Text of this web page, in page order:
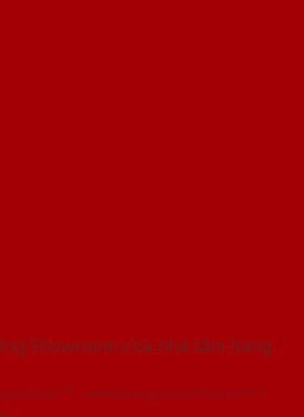
Showroom cửa nhà tắm hàng
- www.baogiacuanhua.com |